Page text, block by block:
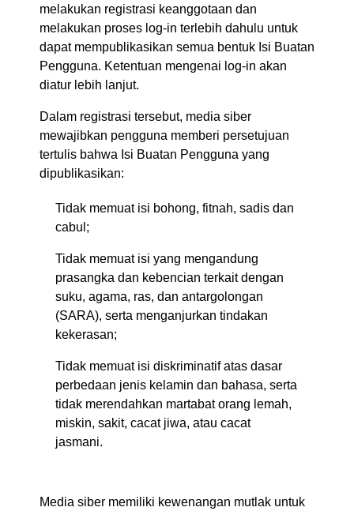
melakukan registrasi keanggotaan dan
melakukan proses log-in terlebih dahulu untuk
dapat mempublikasikan semua bentuk Isi Buatan
Pengguna. Ketentuan mengenai log-in akan
diatur lebih lanjut.
Dalam registrasi tersebut, media siber
mewajibkan pengguna memberi persetujuan
tertulis bahwa Isi Buatan Pengguna yang
dipublikasikan:
Tidak memuat isi bohong, fitnah, sadis dan
cabul;
Tidak memuat isi yang mengandung
prasangka dan kebencian terkait dengan
suku, agama, ras, dan antargolongan
(SARA), serta menganjurkan tindakan
kekerasan;
Tidak memuat isi diskriminatif atas dasar
perbedaan jenis kelamin dan bahasa, serta
tidak merendahkan martabat orang lemah,
miskin, sakit, cacat jiwa, atau cacat
jasmani.
Media siber memiliki kewenangan mutlak untuk